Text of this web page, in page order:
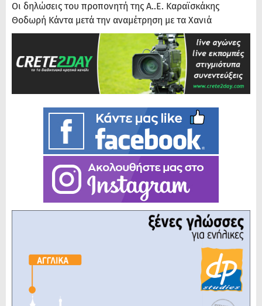
Οι δηλώσεις του προπονητή της Α..Ε. Καραϊσκάκης
Θοδωρή Κάντα μετά την αναμέτρηση με τα Χανιά